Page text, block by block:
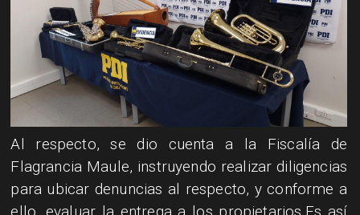
Al respecto, se dio cuenta a la Fiscalía de
Flagrancia Maule, instruyendo realizar diligencias
para ubicar denuncias al respecto, y conforme a